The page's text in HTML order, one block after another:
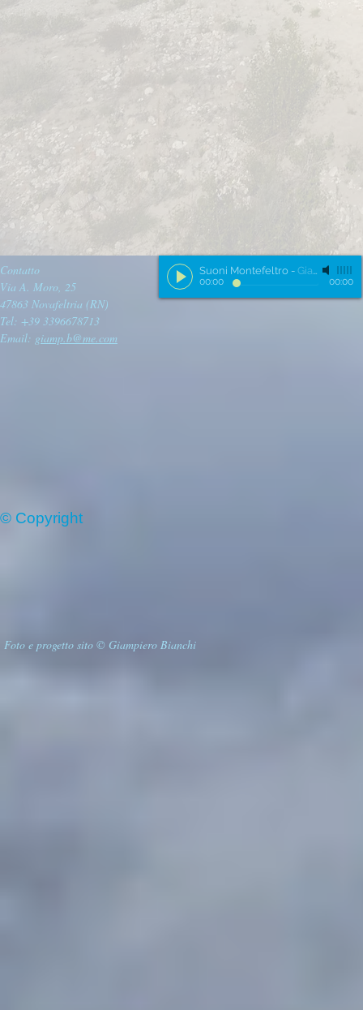
Contatto
Via A. Moro, 25
47863 Novafeltria (RN)
Tel: +39 3396678713
Email: giamp.b@me.com
Suoni Montefeltro - Giampiero
00:00 00:00
© Copyright
Foto e progetto sito © Giampiero Bianchi